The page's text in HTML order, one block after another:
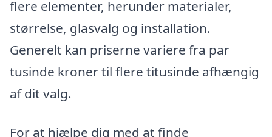
flere elementer, herunder materialer,
størrelse, glasvalg og installation.
Generelt kan priserne variere fra par
tusinde kroner til flere titusinde afhængig
af dit valg.
For at hjælpe dig med at finde